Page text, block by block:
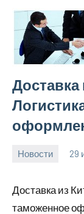
Доставка
Новости 29
Доставка из
таможенное